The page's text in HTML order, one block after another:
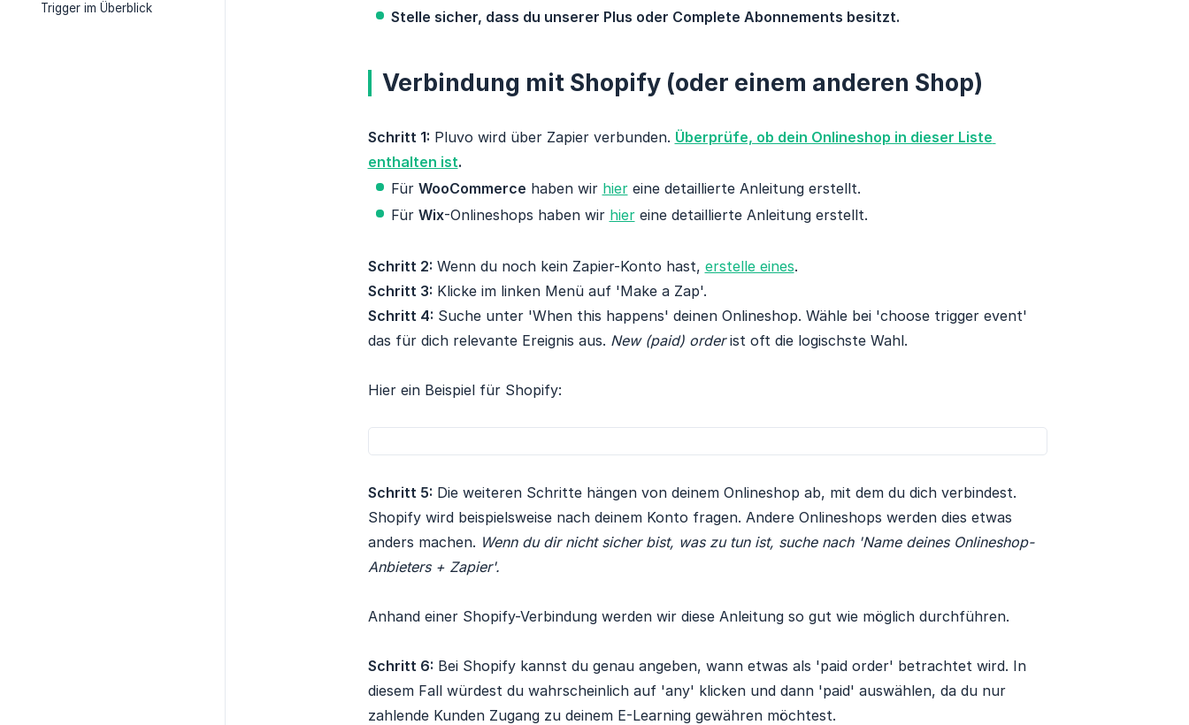
Trigger im Überblick
Stelle sicher, dass du unserer Plus oder Complete Abonnements besitzt.
Verbindung mit Shopify (oder einem anderen Shop)
Schritt 1: Pluvo wird über Zapier verbunden. Überprüfe, ob dein Onlineshop in dieser Liste
enthalten ist.
Für WooCommerce haben wir hiereine detaillierte Anleitung erstellt.
Für Wix-Onlineshops haben wir hiereine detaillierte Anleitung erstellt.
Schritt 2: Wenn du noch kein Zapier-Konto hast, erstelle eines.
Schritt 3: Klicke im linken Menü auf 'Make a Zap'.
Schritt 4: Suche unter 'When this happens' deinen Onlineshop. Wähle bei 'choose trigger event'
das für dich relevante Ereignis aus. New (paid) orderist oft die logischste Wahl.
Hier ein Beispiel für Shopify:
Schritt 5: Die weiteren Schritte hängen von deinem Onlineshop ab, mit dem du dich verbindest.
Shopify wird beispielsweise nach deinem Konto fragen. Andere Onlineshops werden dies etwas
anders machen. Wenn du dir nicht sicher bist, was zu tun ist, suche nach 'Name deines Onlineshop-
Anbieters + Zapier'.
Anhand einer Shopify-Verbindung werden wir diese Anleitung so gut wie möglich durchführen.
Schritt 6: Bei Shopify kannst du genau angeben, wann etwas als 'paid order' betrachtet wird. In
diesem Fall würdest du wahrscheinlich auf 'any' klicken und dann 'paid' auswählen, da du nur
zahlende Kunden Zugang zu deinem E-Learning gewähren möchtest.